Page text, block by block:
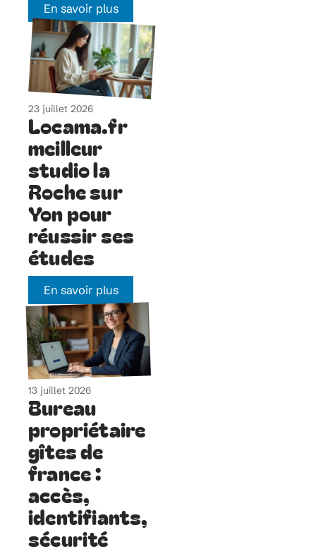
En savoir plus
23 juillet 2026
Locama.fr
meilleur
studio la
Roche sur
Yon pour
réussir ses
études
En savoir plus
13 juillet 2026
Bureau
propriétaire
gîtes de
france :
accès,
identifiants,
sécurité